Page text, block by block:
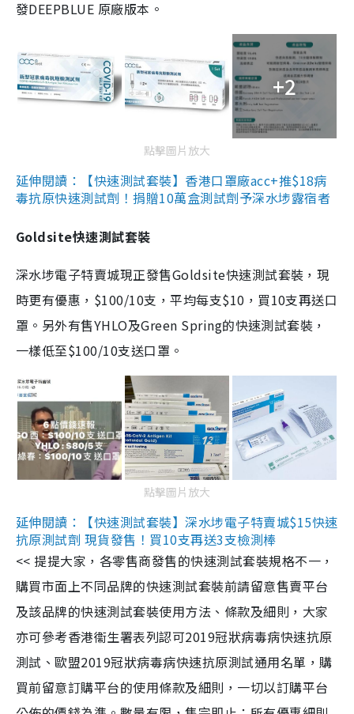
發DEEPBLUE 原廠版本。
+2
點擊圖片放大
延伸閱讀：【快速測試套裝】香港口罩廠acc+推$18病
毒抗原快速測試劑！捐贈10萬盒測試劑予深水埗露宿者
Goldsite快速測試套裝
深水埗電子特賣城現正發售Goldsite快速測試套裝，現
時更有優惠，$100/10支，平均每支$10，買10支再送口
罩。另外有售YHLO及Green Spring的快速測試套裝，
一樣低至$100/10支送口罩。
點擊圖片放大
延伸閱讀：【快速測試套裝】深水埗電子特賣城$15快速
抗原測試劑 現貨發售！買10支再送3支檢測棒
<< 提提大家，各零售商發售的快速測試套裝規格不一，
購買市面上不同品牌的快速測試套裝前請留意售賣平台
及該品牌的快速測試套裝使用方法、條款及細則，大家
亦可參考香港衞生署表列認可2019冠狀病毒病快速抗原
測試、歐盟2019冠狀病毒病快速抗原測試通用名單，購
買前留意訂購平台的使用條款及細則，一切以訂購平台